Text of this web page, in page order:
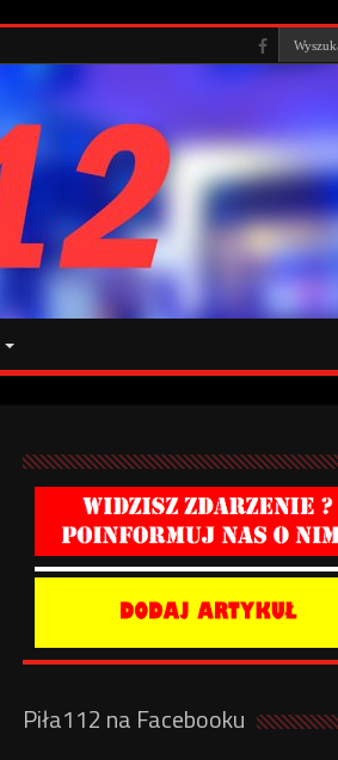
Piła112 na Facebooku